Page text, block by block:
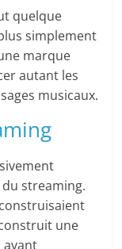
quelque
simplement
marque
autant les
musicaux.
du streaming.
une
avant